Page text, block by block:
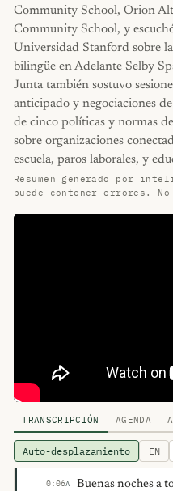
Community School, Orion
Community School, y
Universidad Stanford sobre
bilingüe en Adelante Selby
Junta también sostuvo
anticipado y negociaciones
de cinco políticas y normas
sobre organizaciones
escuela, paros laborales, y
Resumen generado por
puede contener errores.
TRANSCRIPCIÓN AGENDA
Auto-desplazamiento EN
0:06A
Buenas noches a